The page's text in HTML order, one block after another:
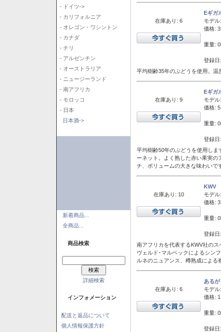
- ドイツ->
- カリフォルニア
- オレゴン・ワシントン
- カナダ
- チリ
- アルゼンチン
- オーストラリア
- ニュージーランド
- 南アフリカ
- モロッコ
- 日本
日本酒->
新着商品...
全商品...
商品検索
詳細検索
インフォメーション
配送と返品について
個人情報保護方針
在庫あり: 6
Eギガ
モデル:
価格:
重量:
登録
平均樹齢35年のぶどうを使用。
在庫あり: 9
Eギガ
モデル:
価格:
重量:
登録
平均樹齢50年のぶどうを使用し
ーネット。よく熟した赤い果実
チ、ボリュームの大きな味わいで
在庫あり: 10
KWV
モデル:
価格:
重量:
登録
南アフリカを代表するKWV社の
ヴェルド･マルベックによるシン
ルネのニュアンス、樽熟成によ
在庫あり: 6
ある
モデル:
価格:
重量:
登録